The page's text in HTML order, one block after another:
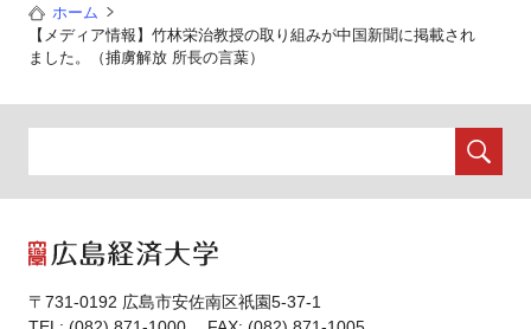
ホーム
【メディア情報】竹林栄治教授の取り組みが中国新聞に掲載され
ました。（捕虜解放 所長の言葉）
〒731-0192 広島市安佐南区祇園5-37-1